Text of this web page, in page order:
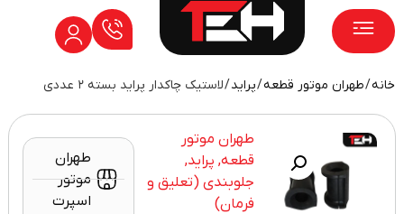
خانه/طهران موتور قطعه/پراید/ لاستیک چاکدار پراید بسته ۲ عددی
طهران موتور
قطعه, پراید,
جلوبندی (تعلیق و
فرمان)
طهران
موتور
اسپرت